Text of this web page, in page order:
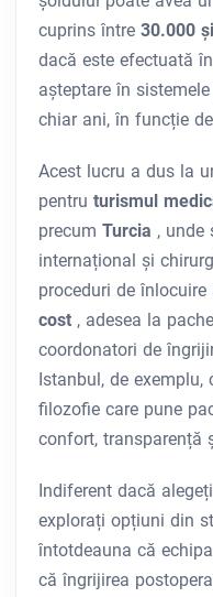
cuprins între 30.000
dacă este efectuată
așteptare în
chiar ani, în funcție
Acest lucru a dus la
pentru turismul
precum Turcia , unde
internațional și
proceduri de
cost , adesea la
coordonatori de
Istanbul, de
filozofie care pune
confort, transparență
Indiferent dacă
explorați opțiuni din
întotdeauna că
că îngrijirea